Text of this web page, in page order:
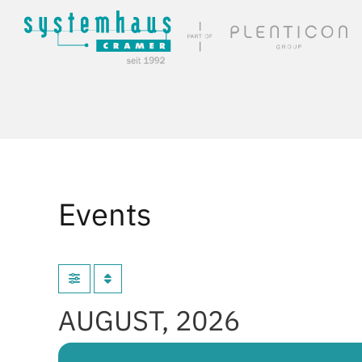
Skip to main content
Events
AUGUST, 2026